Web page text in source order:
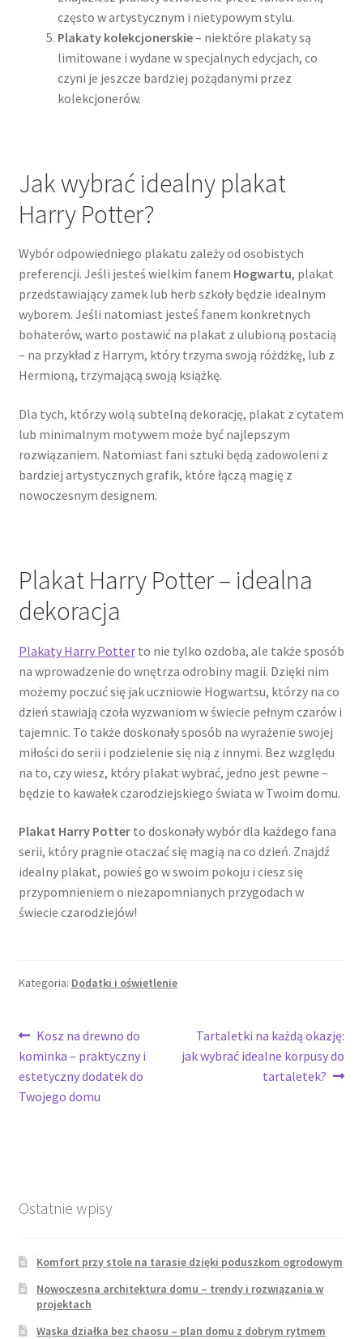
często w artystycznym i nietypowym stylu.
Plakaty kolekcjonerskie– niektóre plakaty są
limitowane i wydane w specjalnych edycjach, co
czyni je jeszcze bardziej pożądanymi przez
kolekcjonerów.
Jak wybrać idealny plakat
Harry Potter?
Wybór odpowiedniego plakatu zależy od osobistych
preferencji. Jeśli jesteś wielkim fanem Hogwartu, plakat
przedstawiający zamek lub herb szkoły będzie idealnym
wyborem. Jeśli natomiast jesteś fanem konkretnych
bohaterów, warto postawić na plakat z ulubioną postacią
– na przykład z Harrym, który trzyma swoją różdżkę, lub z
Hermioną, trzymającą swoją książkę.
Dla tych, którzy wolą subtelną dekorację, plakat z cytatem
lub minimalnym motywem może być najlepszym
rozwiązaniem. Natomiast fani sztuki będą zadowoleni z
bardziej artystycznych grafik, które łączą magię z
nowoczesnym designem.
Plakat Harry Potter – idealna
dekoracja
Plakaty Harry Potterto nie tylko ozdoba, ale także sposób
na wprowadzenie do wnętrza odrobiny magii. Dzięki nim
możemy poczuć się jak uczniowie Hogwartsu, którzy na co
dzień stawiają czoła wyzwaniom w świecie pełnym czarów i
tajemnic. To także doskonały sposób na wyrażenie swojej
miłości do serii i podzielenie się nią z innymi. Bez względu
na to, czy wiesz, który plakat wybrać, jedno jest pewne –
będzie to kawałek czarodziejskiego świata w Twoim domu.
Plakat Harry Potterto doskonały wybór dla każdego fana
serii, który pragnie otaczać się magią na co dzień. Znajdź
idealny plakat, powieś go w swoim pokoju i ciesz się
przypomnieniem o niezapomnianych przygodach w
świecie czarodziejów!
Kategoria: Dodatki i oświetlenie
Nawigacja
wpisu
Poprzedni
wpis:
Kosz na drewno do
kominka – praktyczny i
estetyczny dodatek do
Twojego domu
Następny
wpis:
Tartaletki na każdą okazję:
jak wybrać idealne korpusy do
tartaletek?
Ostatnie wpisy
Komfort przy stole na tarasie dzięki poduszkom ogrodowym
Nowoczesna architektura domu – trendy i rozwiązania w
projektach
Wąska działka bez chaosu – plan domu z dobrym rytmem